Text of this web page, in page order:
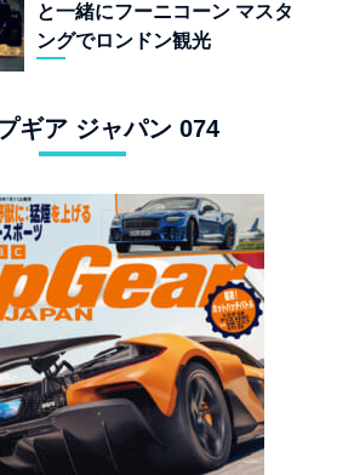
と一緒にフーニコーン マスタ
ングでロンドン観光
ギア ジャパン 074